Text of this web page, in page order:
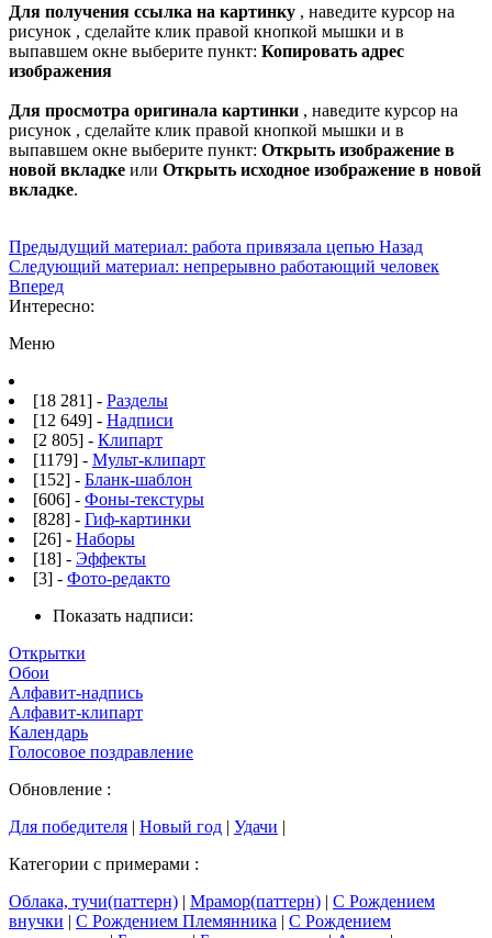
Для получения ссылка на картинку , наведите курсор на
рисунок , сделайте клик правой кнопкой мышки и в
выпавшем окне выберите пункт: Копировать адрес
изображения
Для просмотра оригинала картинки , наведите курсор на
рисунок , сделайте клик правой кнопкой мышки и в
выпавшем окне выберите пункт: Открыть изображение в
новой вкладке или Открыть исходное изображение в новой
вкладке.
Предыдущий материал: работа привязала цепью Назад
Следующий материал: непрерывно работающий человек
Вперед
Интересно:
Меню
[18 281] - Разделы
[12 649] - Надписи
[2 805] - Клипарт
[1179] - Мульт-клипарт
[152] - Бланк-шаблон
[606] - Фоны-текстуры
[828] - Гиф-картинки
[26] - Наборы
[18] - Эффекты
[3] - Фото-редакто
Показать надписи:
Открытки
Обои
Алфавит-надпись
Алфавит-клипарт
Календарь
Голосовое поздравление
Обновление :
Для победителя | Новый год | Удачи |
Категории с примерами :
Облака, тучи(паттерн) | Мрамор(паттерн) | С Рождением
внучки | С Рождением Племянника | С Рождением